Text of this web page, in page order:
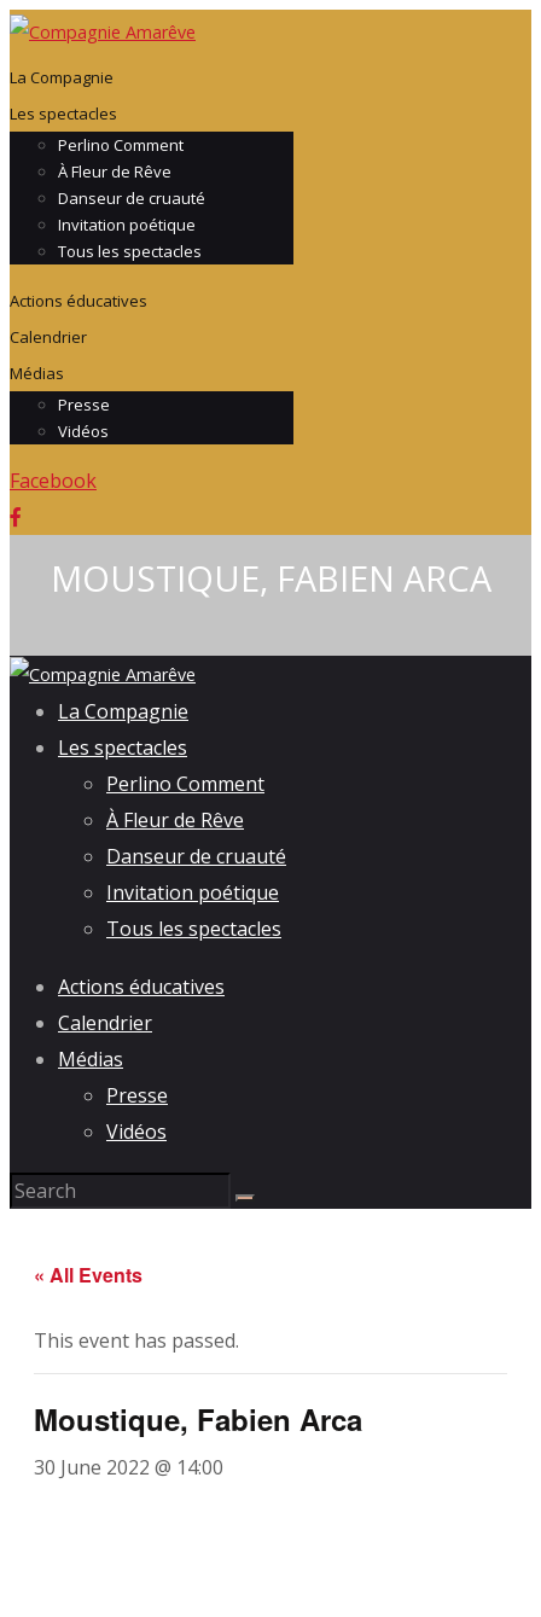
La Compagnie
Les spectacles
Perlino Comment
À Fleur de Rêve
Danseur de cruauté
Invitation poétique
Tous les spectacles
Actions éducatives
Calendrier
Médias
Presse
Vidéos
Facebook
MOUSTIQUE, FABIEN ARCA
La Compagnie
Les spectacles
Perlino Comment
À Fleur de Rêve
Danseur de cruauté
Invitation poétique
Tous les spectacles
Actions éducatives
Calendrier
Médias
Presse
Vidéos
« All Events
This event has passed.
Moustique, Fabien Arca
30 June 2022 @ 14:00